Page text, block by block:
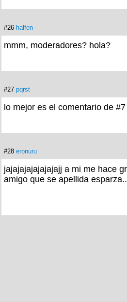
#26 halfen
mmm, moderadores? hola?
#27 pqrst
lo mejor es el comentario de #7
#28 eronuru
jajajajajajajajajj a mi me hace
amigo que se apellida